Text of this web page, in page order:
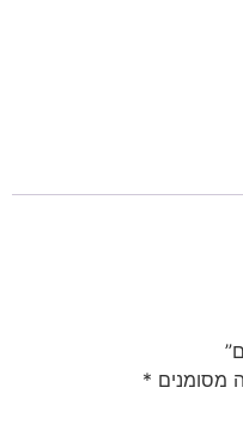
מסומנים *